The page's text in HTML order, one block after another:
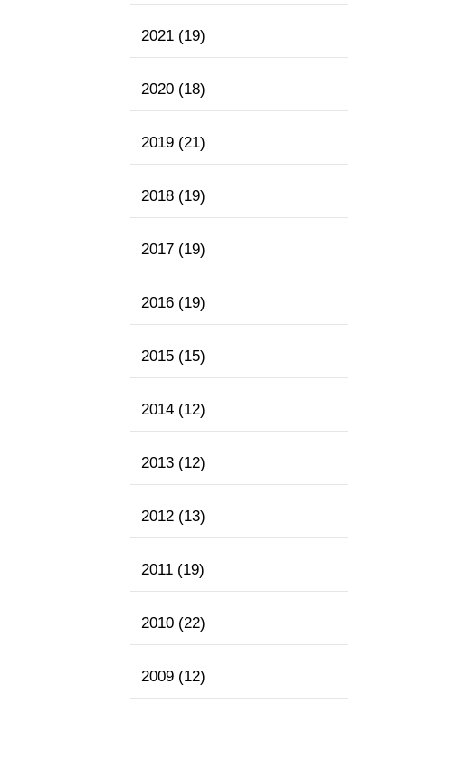
2021 (19)
2020 (18)
2019 (21)
2018 (19)
2017 (19)
2016 (19)
2015 (15)
2014 (12)
2013 (12)
2012 (13)
2011 (19)
2010 (22)
2009 (12)